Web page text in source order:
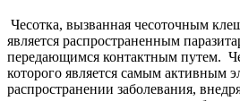
Чесотка, вызванная чесоточным
является распространенным
передающимся контактным путем.
которого является самым активным
распространении заболевания,